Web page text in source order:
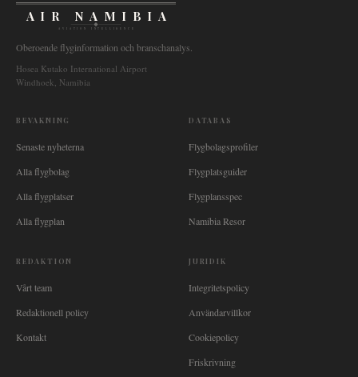
AIR NAMIBIA
AVIATION INTELLIGENCE
Oberoende flyginformation och branschanalys.
Hosea Kutako International Airport
Windhoek, Namibia
BEVAKNING
Senaste nyheterna
Alla flygbolag
Alla flygplatser
Alla flygplan
DATABAS
Flygbolagsprofiler
Flygplatsguider
Flygplansspec
Namibia Resor
REDAKTION
Vårt team
Redaktionell policy
Kontakt
JURIDIK
Integritetspolicy
Användarvillkor
Cookiepolicy
Friskrivning